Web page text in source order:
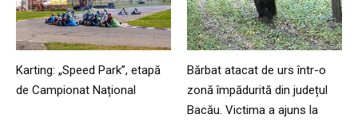
Karting: „Speed Park”, etapă
de Campionat Național
Bărbat atacat de urs într-o
zonă împădurită din județul
Bacău. Victima a ajuns la